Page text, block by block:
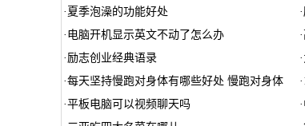
· 夏季泡澡的功能好处 ·
· 电脑开机显示英文不动了怎么办 ·
· 励志创业经典语录 ·
·每天坚持慢跑对身体有哪些好处 慢跑对身体 ·
·平板电脑可以视频聊天吗 ·